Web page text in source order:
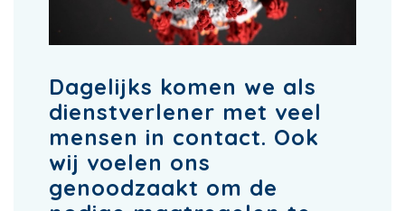
Dagelijks komen we als
dienstverlener met veel
mensen in contact. Ook
wij voelen ons
genoodzaakt om de